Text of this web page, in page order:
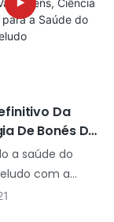
ajudará
se deve
para o
com base nas
Da
De Bonés De
Ciência E
A Saúde
a saúde do
com a
touca de luz